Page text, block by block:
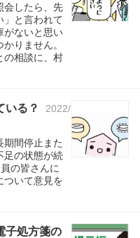
会したら、先
」と言われて
がないと思い
りません。
の相談に、村
いる？
2022/
期間停止また
足の状態が続
の皆さんに
ついて意見を
子処方箋の